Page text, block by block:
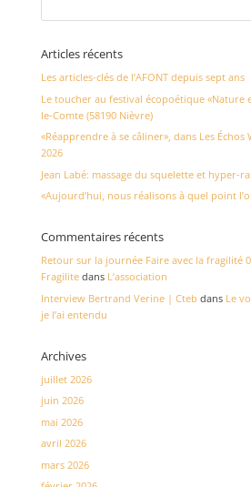
Articles récents
Les articles-clés de l’AFONT depuis sept ans
Le toucher au festival écopoétique «Nature
le-Comte (58190 Nièvre)
«Réapprendre à se câliner», dans Les
2026
Jean Labé: massage du squelette et hyper-
«Aujourd’hui, nous réalisons à quel point
Commentaires récents
Retour sur la journée Faire avec la fragilité
Fragilitedans L’association
Interview Bertrand Verine | Cteb dans Le
je l’ai entendu
Archives
juillet 2026
juin 2026
mai 2026
avril 2026
mars 2026